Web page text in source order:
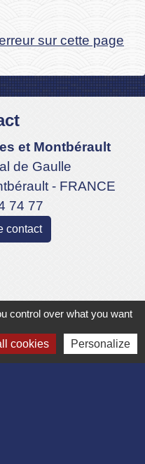
sur cette page
et Montbérault
de Gaulle
- FRANCE
74 77
contact
control over what you want
cookies Personalize